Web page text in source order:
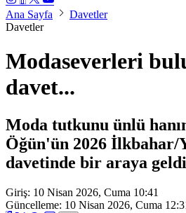
Ana Sayfa
Davetler
Davetler
Modaseverleri
davet...
Moda tutkunu ünlü
Öğün'ün 2026 İlkbahar/
davetinde bir araya
Giriş: 10 Nisan 2026, Cuma 10:41
Güncelleme: 10 Nisan 2026, Cuma